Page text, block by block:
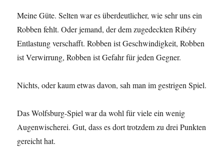
Meine Güte. Selten war es überdeutlicher, wie sehr uns ein
Robben fehlt. Oder jemand, der dem zugedeckten Ribéry
Entlastung verschafft. Robben ist Geschwindigkeit, Robben
ist Verwirrung, Robben ist Gefahr für jeden Gegner.
Nichts, oder kaum etwas davon, sah man im gestrigen Spiel.
Das Wolfsburg-Spiel war da wohl für viele ein wenig
Augenwischerei. Gut, dass es dort trotzdem zu drei Punkten
gereicht hat.